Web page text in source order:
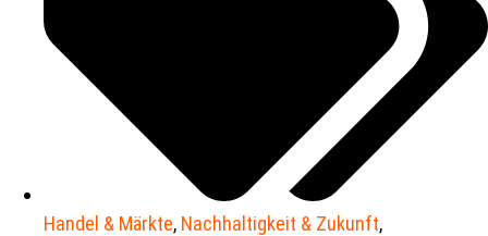
Handel & Märkte, Nachhaltigkeit & Zukunft,